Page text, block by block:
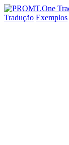
Tradução Exemplos